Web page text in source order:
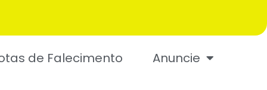
de Falecimento Anuncie